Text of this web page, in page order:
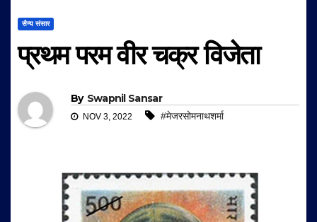
सैन्य संसार
प्रथम परम वीर चक्र विजेता
By Swapnil Sansar
NOV 3, 2022 #मेजरसोमनाथशर्मा